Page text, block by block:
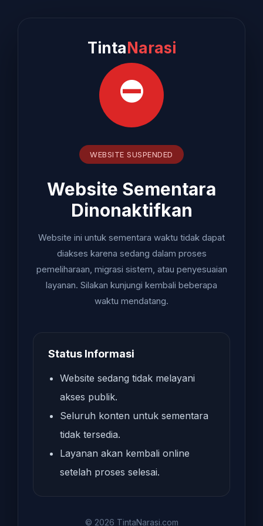
TintaNarasi
⛔
WEBSITE SUSPENDED
Website Sementara
Dinonaktifkan
Website ini untuk sementara waktu tidak dapat
diakses karena sedang dalam proses
pemeliharaan, migrasi sistem, atau penyesuaian
layanan. Silakan kunjungi kembali beberapa
waktu mendatang.
Status Informasi
Website sedang tidak melayani
akses publik.
Seluruh konten untuk sementara
tidak tersedia.
Layanan akan kembali online
setelah proses selesai.
© 2026 TintaNarasi.com